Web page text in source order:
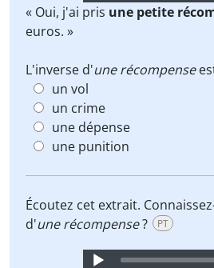
Player
« Oui, j'ai pris une petite
euros. »
L'inverse d'une récompense
un vol
un crime
une dépense
une punition
Écoutez cet extrait.
d'une récompense? PT
Audio